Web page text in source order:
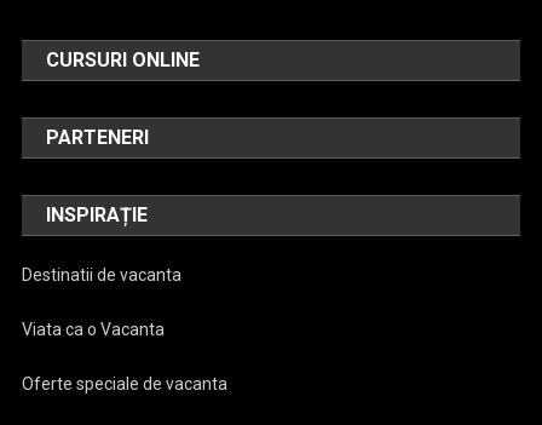
CURSURI ONLINE
PARTENERI
INSPIRAȚIE
Destinatii de vacanta
Viata ca o Vacanta
Oferte speciale de vacanta